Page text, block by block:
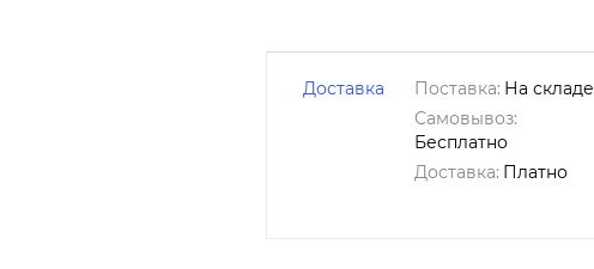
Доставка Поставка: На складе
Самовывоз:
Бесплатно
Доставка: Платно